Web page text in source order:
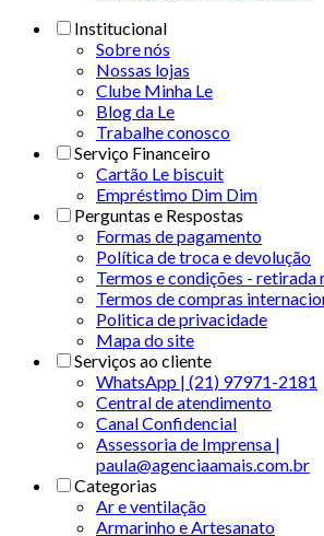
Institucional
Sobre nós
Nossas lojas
Clube Minha Le
Blog da Le
Trabalhe conosco
Serviço Financeiro
Cartão Le biscuit
Empréstimo Dim Dim
Perguntas e Respostas
Formas de pagamento
Política de troca e devolução
Termos e condições - retirada
Termos de compras
Politica de privacidade
Mapa do site
Serviços ao cliente
WhatsApp | (21) 97971-2181
Central de atendimento
Canal Confidencial
Assessoria de Imprensa |
paula@agenciaamais.com.br
Categorias
Ar e ventilação
Armarinho e Artesanato